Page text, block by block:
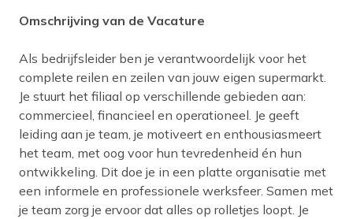
Omschrijving van de Vacature
Als bedrijfsleider ben je verantwoordelijk voor het
complete reilen en zeilen van jouw eigen supermarkt.
Je stuurt het filiaal op verschillende gebieden aan:
commercieel, financieel en operationeel. Je geeft
leiding aan je team, je motiveert en enthousiasmeert
het team, met oog voor hun tevredenheid én hun
ontwikkeling. Dit doe je in een platte organisatie met
een informele en professionele werksfeer. Samen met
je team zorg je ervoor dat alles op rolletjes loopt. Je